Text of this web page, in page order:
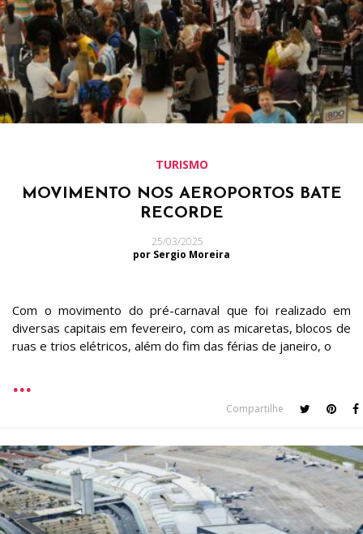
TURISMO
MOVIMENTO NOS AEROPORTOS BATE
RECORDE
25/03/2025
por Sergio Moreira
Com o movimento do pré-carnaval que foi realizado em
diversas capitais em fevereiro, com as micaretas, blocos de
ruas e trios elétricos, além do fim das férias de janeiro, o
Compartilhe